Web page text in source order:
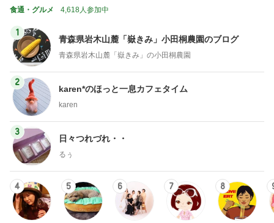
食通・グルメ 4,618人参加中
1
青森県岩木山麓「嶽きみ」小田桐農園のブログ
青森県岩木山麓「嶽きみ」の小田桐農園
2
karen*のほっと一息カフェタイム
karen
3
日々つれづれ・・
るぅ
4 5 6 7 8